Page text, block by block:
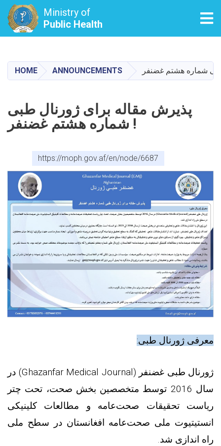
main
content
Ministry of
Public Health
HOME ANNOUNCEMENTS
پذیرش مقاله برای ژورنال طبی
شماره هشتم غضنفر !
https://moph.gov.af/en/node/6687
معرفی ژورنال طبی:
ژورنال طبی غضنفر (Ghazanfar Medical Journal) در
سال 2016 توسط متخصصین بخش صحت، تحت چتر
ریاست تحقیقات صحت‌عامه و مطالعات کلینیکی
انستیتیوت ملی صحت‌عامه افغانستان در سطح ملی
راه اندازی شد.